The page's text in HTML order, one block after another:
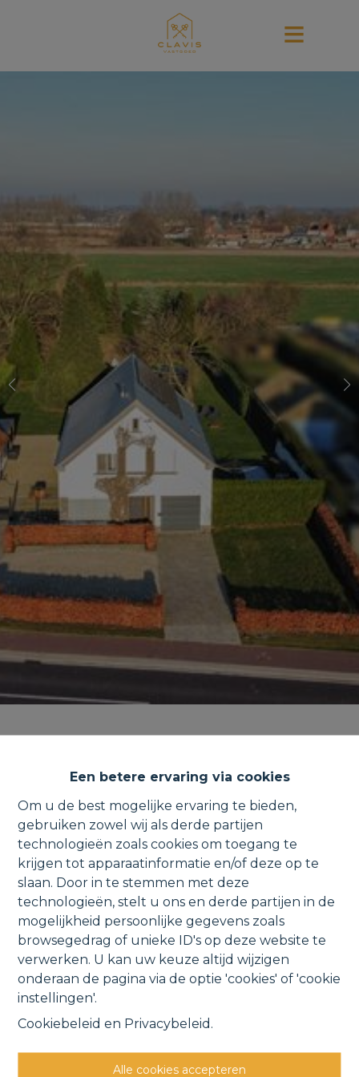
Een betere ervaring via cookies
Om u de best mogelijke ervaring te bieden,
gebruiken zowel wij als derde partijen
technologieën zoals cookies om toegang te
krijgen tot apparaatinformatie en/of deze op te
slaan. Door in te stemmen met deze
technologieën, stelt u ons en derde partijen in de
mogelijkheid persoonlijke gegevens zoals
browsegedrag of unieke ID's op deze website te
verwerken. U kan uw keuze altijd wijzigen
onderaan de pagina via de optie 'cookies' of 'cookie
instellingen'.
Cookiebeleid en Privacybeleid.
Alle cookies accepteren
perceel.
Molenstraat 199, 1880 Kapelle-op-den-Bos
VERKOCHT
Vorige Lijst Volgende